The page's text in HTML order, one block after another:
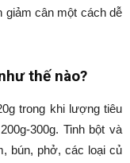
giảm cân một cách dễ
thế nào?
trong khi lượng tiêu
300g. Tinh bột và
bún, phở, các loại củ